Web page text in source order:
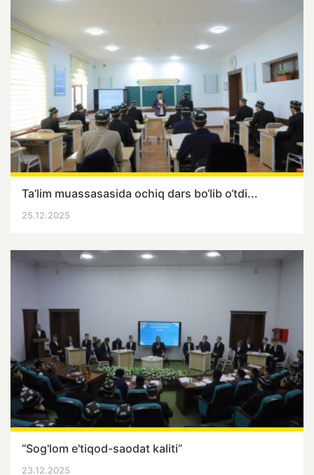
Ta’lim muassasasida ochiq dars bo‘lib o‘tdi...
25.12.2025
“Sog'lom e'tiqod-saodat kaliti”
23.12.2025